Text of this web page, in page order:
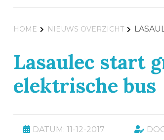
HOME NIEUWS OVERZICHT
Lasaulec start
elektrische bus
DATUM: 11-12-2017